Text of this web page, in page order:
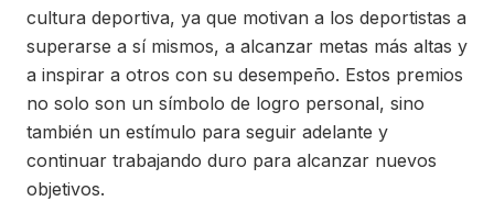
cultura deportiva, ya que motivan a los deportistas a
superarse a sí mismos, a alcanzar metas más altas y
a inspirar a otros con su desempeño. Estos premios
no solo son un símbolo de logro personal, sino
también un estímulo para seguir adelante y
continuar trabajando duro para alcanzar nuevos
objetivos.